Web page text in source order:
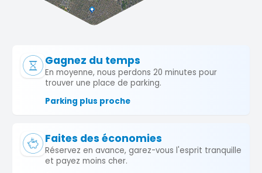
Gagnez du temps
En moyenne, nous perdons 20 minutes pour
trouver une place de parking.
Parking plus proche
Faites des économies
Réservez en avance, garez-vous l'esprit tranquille
et payez moins cher.